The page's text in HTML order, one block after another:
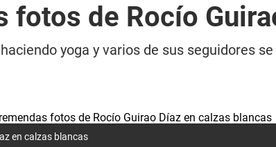
fotos de Rocío
yoga y varios de sus seguidores
en calzas blancas